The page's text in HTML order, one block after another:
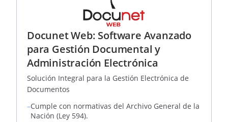
Docunet Web: Software Avanzado
para Gestión Documental y
Administración Electrónica
Solución Integral para la Gestión Electrónica de
Documentos
–Cumple con normativas del Archivo General de la
Nación (Ley 594).